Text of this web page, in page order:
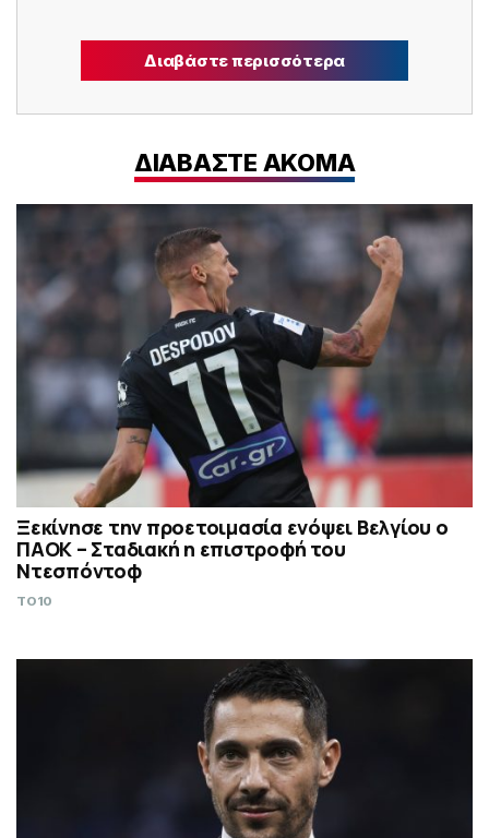
Διαβάστε περισσότερα
ΔΙΑΒΑΣΤΕ ΑΚΟΜΑ
Ξεκίνησε την προετοιμασία ενόψει Βελγίου ο
ΠΑΟΚ – Σταδιακή η επιστροφή του
Ντεσπόντοφ
TO10